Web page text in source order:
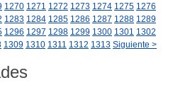
1270 1271 1272 1273 1274 1275 1276
1283 1284 1285 1286 1287 1288 1289
1296 1297 1298 1299 1300 1301 1302
1309 1310 1311 1312 1313 Siguiente >